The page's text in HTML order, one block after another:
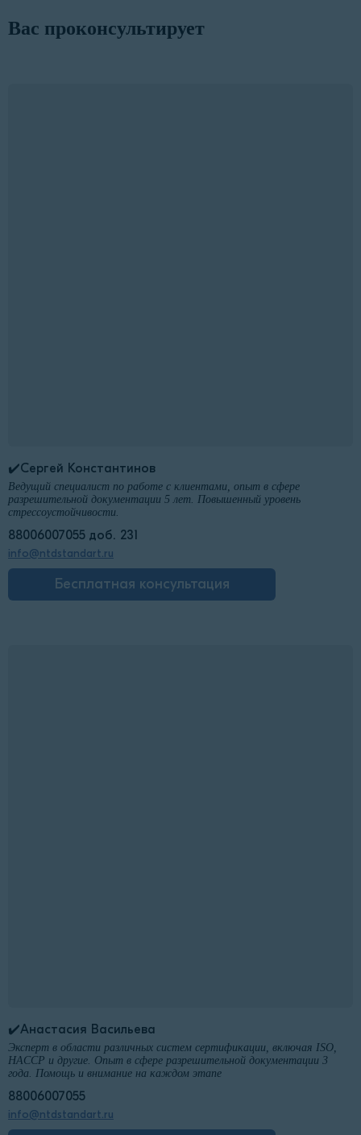
Вас проконсультирует
✔️Сергей Константинов
Ведущий специалист по работе с клиентами, опыт в сфере
разрешительной документации 5 лет. Повышенный уровень
стрессоустойчивости.
88006007055 доб. 231
info@ntdstandart.ru
Бесплатная консультация
✔️Анастасия Васильева
Эксперт в области различных систем сертификации, включая ISO,
HACCP и другие. Опыт в сфере разрешительной документации 3
года. Помощь и внимание на каждом этапе
88006007055
info@ntdstandart.ru